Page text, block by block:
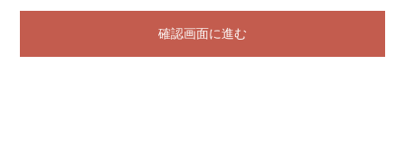
確認画面に進む